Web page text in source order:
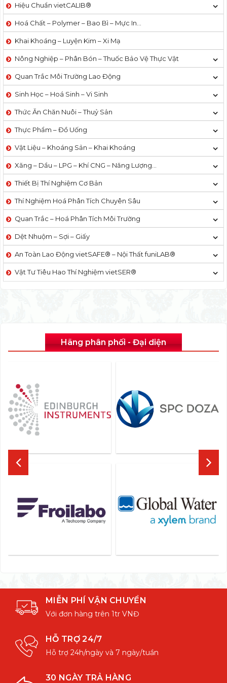
Hiệu Chuẩn vietCALIB®
Hoá Chất – Polymer – Bao Bì – Mực In…
Khai Khoáng – Luyện Kim – Xi Mạ
Nông Nghiệp – Phân Bón – Thuốc Bảo Vệ Thực Vật
Quan Trắc Môi Trường Lao Động
Sinh Học – Hoá Sinh – Vi Sinh
Thức Ăn Chăn Nuôi – Thuỷ Sản
Thực Phẩm – Đồ Uống
Vật Liệu – Khoáng Sản – Khai Khoáng
Xăng – Dầu – LPG – Khí CNG – Năng Lượng…
Thiết Bị Thí Nghiệm Cơ Bản
Thí Nghiệm Hoá Phân Tích Chuyên Sâu
Quan Trắc – Hoá Phân Tích Môi Trường
Dệt Nhuộm – Sợi – Giấy
An Toàn Lao Động vietSAFE® – Nội Thất funiLAB®
Vật Tư Tiêu Hao Thí Nghiệm vietSER®
Hãng phân phối - Đại diện
MIỄN PHÍ VẬN CHUYỂN
Với đơn hàng trên 1tr VNĐ
HỖ TRỢ 24/7
Hỗ trợ 24h/ngày và 7 ngày/tuần
30 NGÀY TRẢ HÀNG